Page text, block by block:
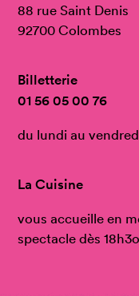
88 rue Saint Denis
92700 Colombes
Billetterie
01 56 05 00 76
du lundi au
La Cuisine
vous accueille en
spectacle dès 18h3o